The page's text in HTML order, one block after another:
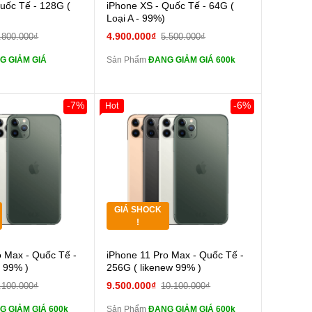
tai nghe iPhone 6S
Pin dự phòng và
Tế - 128G (
GIẢM GIÁ
màn
tai nghe iPhone 6S
Pin dự phòng và
các Phụ Kiện Khác
iPhone XS - Quốc Tế - 64G (
Loại A - 99%)
4.900.000₫ 5.500.000₫
Sản PhẩmĐANG GIẢM GIÁ 600k
Khách Hàng
Cường lực 10D full
tai nghe iPhone 6S
Max - Quốc Tế -
99% )
-7%
GIẢM GIÁ 600k
GIÁ SHOCK
!
Giảm 100.000đ
Khách Hàng
Thân Thiết
Cường lực 10D full
màn
tai nghe iPhone 6S
iPhone 11 Pro Max - Quốc Tế -
256G ( likenew 99% )
9.500.000₫ 10.100.000₫
-6%
Sản PhẩmĐANG GIẢM GIÁ 600k
Hot